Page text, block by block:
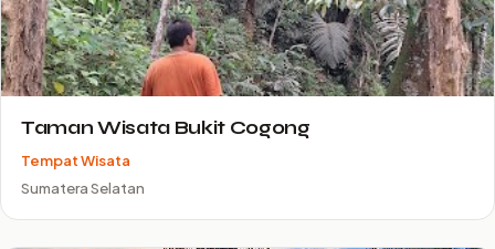
Taman Wisata Bukit Cogong
Tempat Wisata
Sumatera Selatan